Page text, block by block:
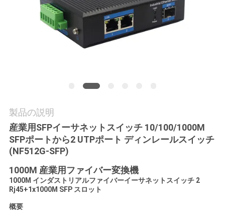
絡
し
な
さ
い
製品の説明
産業用SFPイーサネットスイッチ 10/100/1000M
SFPポートから2 UTPポート ディンレールスイッチ
(NF512G-SFP)
1000M 産業用ファイバー変換機
1000M インダストリアルファイバーイーサネットスイッチ 2
Rj45+1x1000M SFP スロット
概要